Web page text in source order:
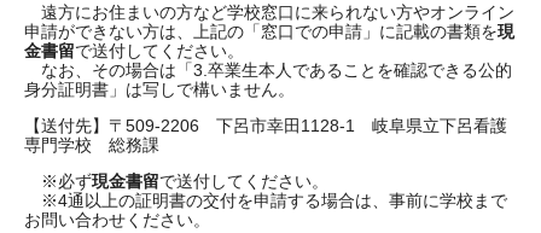
遠方にお住まいの方など学校窓口に来られない方やオンライン
申請ができない方は、上記の「窓口での申請」に記載の書類を現
金書留で送付してください。
なお、その場合は「3.卒業生本人であることを確認できる公的
身分証明書」は写しで構いません。
【送付先】〒509-2206 下呂市幸田1128-1 岐阜県立下呂看護
専門学校 総務課
※必ず現金書留で送付してください。
※4通以上の証明書の交付を申請する場合は、事前に学校まで
お問い合わせください。